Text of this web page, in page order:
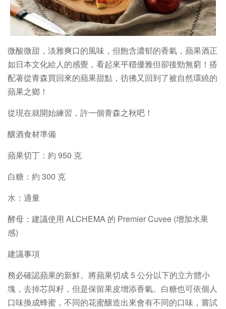
微酸微甜，淡雅爽口的風味，但飽含濃郁的香氣，蘋果酒正
如日本文化給人的感覺，看起來平穩優雅但卻後勁無窮！搭
配著從青森買回來的蘋果甜點，彷彿又回到了被自然環繞的
蘋果之鄉！
從現在就開始練習，許一個青森之秋吧！
釀酒食材準備
蘋果切丁：約 950 克
白糖：約 300 克
水：適量
酵母：建議使用 ALCHEMA 的 Premier Cuvee (增加水果
感)
建議事項
務必確認蘋果的新鮮。將蘋果切成 5 公分以下的立方體小
塊，去掉芯與籽，但是保留果皮增添香氣。白糖也可依個人
口味換成蜂蜜，不同的花蜜釀造出來會有不同的口味，嘗試